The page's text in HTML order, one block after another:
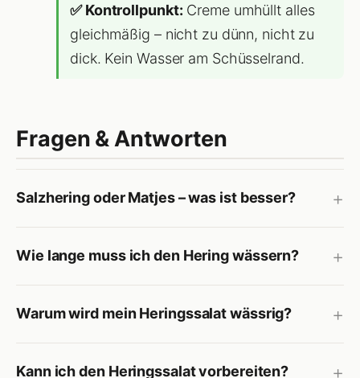
✅ Kontrollpunkt: Creme umhüllt alles
gleichmäßig – nicht zu dünn, nicht zu
dick. Kein Wasser am Schüsselrand.
Fragen & Antworten
Salzhering oder Matjes – was ist besser?
Wie lange muss ich den Hering wässern?
Warum wird mein Heringssalat wässrig?
Kann ich den Heringssalat vorbereiten?